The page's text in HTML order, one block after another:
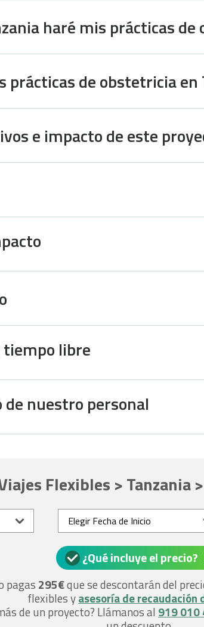
haré mis prácticas
prácticas de obstetricia en
e impacto de este
tiempo libre
nuestro personal
Flexibles > Tanzania
¿Qué incluye el precio?
pagas 295€que se descontarán del
flexibles yasesoría de recaudación
de un proyecto? Llámanos al 919 010